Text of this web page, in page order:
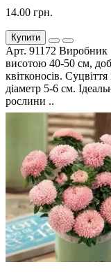
14.00 грн.
Купити
Арт. 91172
висотою 40-50 см,
квітконосів.
діаметр 5-6 см.
рослини ..